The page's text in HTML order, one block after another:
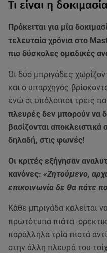
Τι είναι η
Πρόκειται για μία
τελευταία χρόνια στο
πιο δύσκολες ομαδικές
Οι δύο μπριγάδες
και ο υπαρχηγός
ενώ οι υπόλοιποι τρεις
πλευρές δεν μπορούν να
βασίζονται αποκλειστικά
δηλαδή, στις φωνές!
Οι κριτές εξήγησαν
κανόνες: «Ζητούμενο,
επικοινωνία δε θα πάτε
Κάθε μπριγάδα καλείται
πρωτότυπα πιάτα -
παράλληλα τρία πιστά
στην άλλη πλευρά του